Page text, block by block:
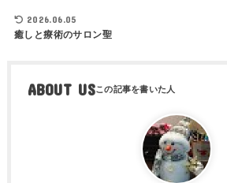
2026.06.05
癒しと療術のサロン聖
ABOUT US